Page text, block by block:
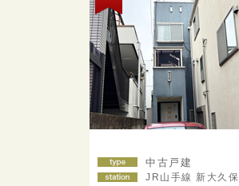
中古戸建
JR山手線 新大久保